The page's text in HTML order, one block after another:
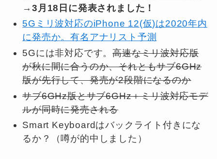
→ 3月18日に発表されました！
5Gミリ波対応のiPhone 12(仮)は2020年内
に発売か。有名アナリスト予測
5Gには非対応です。高速なミリ波対応版
が秋に間に合うのか、それともサブ6GHz
版が先行して、発売が2段階になるのか
サブ6GHz版とサブ6GHz＋ミリ波対応モデ
ルが同時に発売される
Smart Keyboardはバックライト付きにな
るか？（噂が的中しました ）